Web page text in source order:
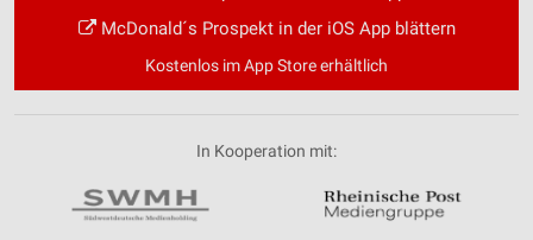
McDonald´s Prospekt in der iOS App blättern
Kostenlos im App Store erhältlich
In Kooperation mit: